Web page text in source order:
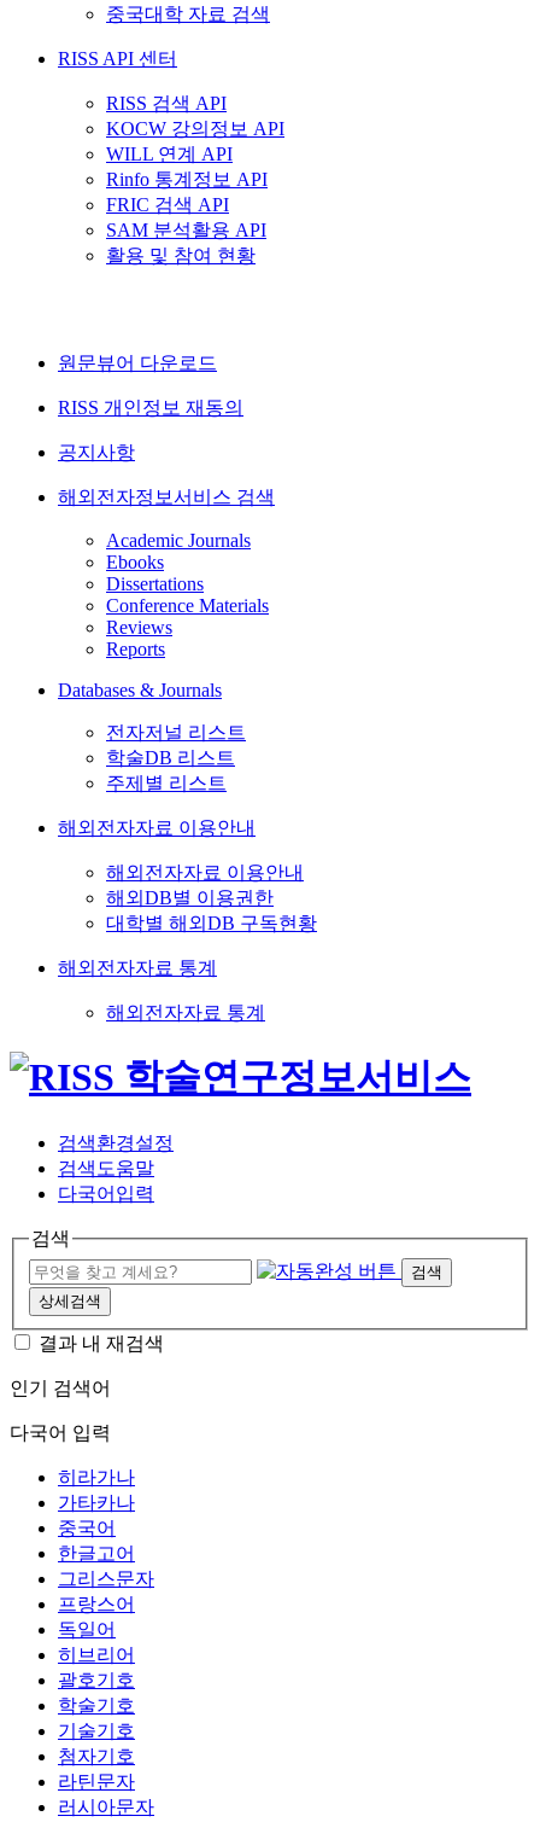
중국대학 자료 검색
RISS API 센터
RISS 검색 API
KOCW 강의정보 API
WILL 연계 API
Rinfo 통계정보 API
FRIC 검색 API
SAM 분석활용 API
활용 및 참여 현황
원문뷰어 다운로드
RISS 개인정보 재동의
공지사항
해외전자정보서비스 검색
Academic Journals
Ebooks
Dissertations
Conference Materials
Reviews
Reports
Databases & Journals
전자저널 리스트
학술DB 리스트
주제별 리스트
해외전자자료 이용안내
해외전자자료 이용안내
해외DB별 이용권한
대학별 해외DB 구독현황
해외전자자료 통계
해외전자자료 통계
검색환경설정
검색도움말
다국어입력
검색
검색
상세검색
결과 내 재검색
인기 검색어
다국어 입력
히라가나
가타카나
중국어
한글고어
그리스문자
프랑스어
독일어
히브리어
괄호기호
학술기호
기술기호
첨자기호
라틴문자
러시아문자